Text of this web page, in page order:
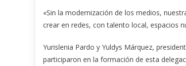
«Sin la modernización de los medios,
crear en redes, con talento local, espacios
Yurislenia Pardo y Yuldys Márquez,
participaron en la formación de esta